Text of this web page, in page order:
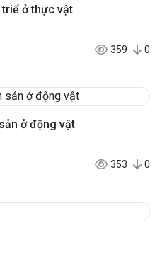
ở thực vật
359 0
ở động vật
353 0